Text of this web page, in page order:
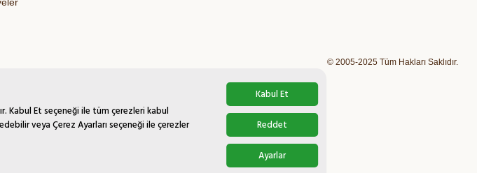
Kabul Et seçeneği ile tüm çerezleri kabul
veya Çerez Ayarları seçeneği ile çerezler
Kabul Et
Reddet
Ayarlar
© 2005-2025 Tüm Hakları Saklıdır.